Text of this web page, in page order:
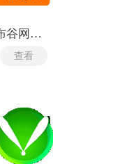
布谷网络电视直播
查看